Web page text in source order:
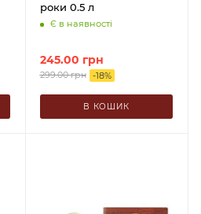
роки 0.5 л
Є в наявності
245.00 грн
299.00грн -18%
В КОШИК